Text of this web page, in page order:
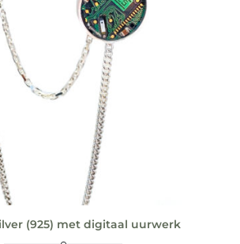
(925) met digitaal uurwerk